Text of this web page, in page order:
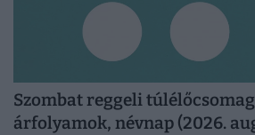
Szombat reggeli
árfolyamok, névnap (2026.